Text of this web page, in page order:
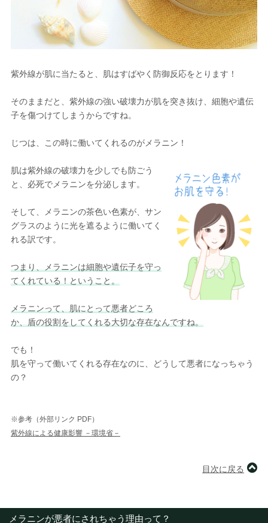
紫外線が肌に当たると、肌はすばやく防御反応をとります！
そのままだと、紫外線の強い破壊力が肌を突き抜け、細胞や遺伝
子を傷つけてしまうからですね。
じつは、この時に働いてくれるのがメラニン！
肌は紫外線の破壊力を少しでも防ごう
と、必死でメラニンを分泌します。
そして、メラニンの茶色い色素が、サン
グラスのように光を遮るように働いてく
れる訳です。
つまり、メラニンは細胞や遺伝子を守っ
てくれている！ということ。
メラニンって、肌にとって悪者どころ
か、盾の役割をしてくれる大切な存在なんですね。
でも！
肌を守って働いてくれる存在なのに、どうして悪者になっちゃう
の？
※参考（外部リンク PDF）
紫外線による健康影響 －環境省－
目次に戻る
メラニンが悪者にされちゃう理由って？